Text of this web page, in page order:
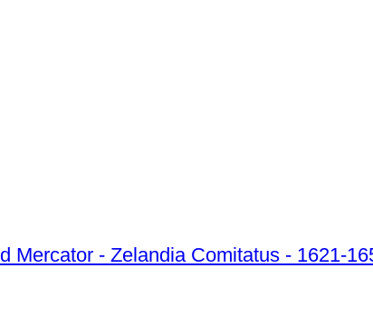
Mercator - Zelandia Comitatus - 1621-